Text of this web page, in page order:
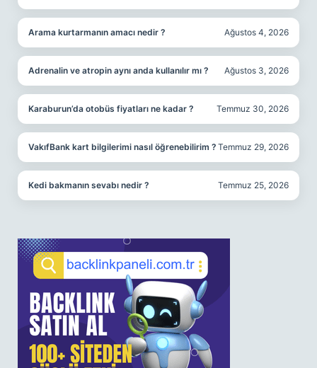
Arama kurtarmanın amacı nedir ? Ağustos 4, 2026
Adrenalin ve atropin aynı anda kullanılır mı ? Ağustos 3, 2026
Karaburun’da otobüs fiyatları ne kadar ? Temmuz 30, 2026
VakıfBank kart bilgilerimi nasıl öğrenebilirim ? Temmuz 29, 2026
Kedi bakmanın sevabı nedir ? Temmuz 25, 2026